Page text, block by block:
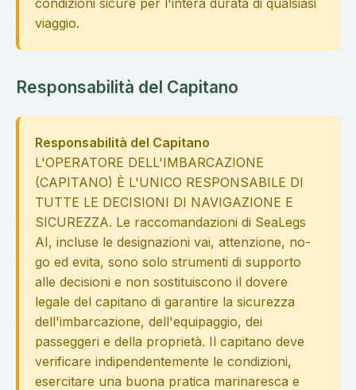
condizioni sicure per l'intera durata di qualsiasi
viaggio.
Responsabilità del Capitano
Responsabilità del Capitano
L'OPERATORE DELL'IMBARCAZIONE
(CAPITANO) È L'UNICO RESPONSABILE DI
TUTTE LE DECISIONI DI NAVIGAZIONE E
SICUREZZA. Le raccomandazioni di SeaLegs
AI, incluse le designazioni vai, attenzione, no-
go ed evita, sono solo strumenti di supporto
alle decisioni e non sostituiscono il dovere
legale del capitano di garantire la sicurezza
dell'imbarcazione, dell'equipaggio, dei
passeggeri e della proprietà. Il capitano deve
verificare indipendentemente le condizioni,
esercitare una buona pratica marinaresca e